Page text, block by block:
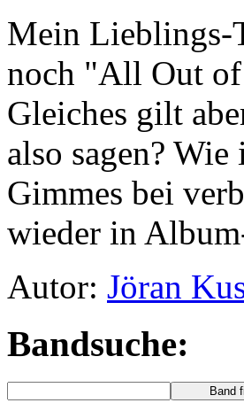
Mein Lieblings-
noch "All Out of
Gleiches gilt
also sagen?
Gimmes bei
wieder in
Autor: Jöran
Bandsuche: